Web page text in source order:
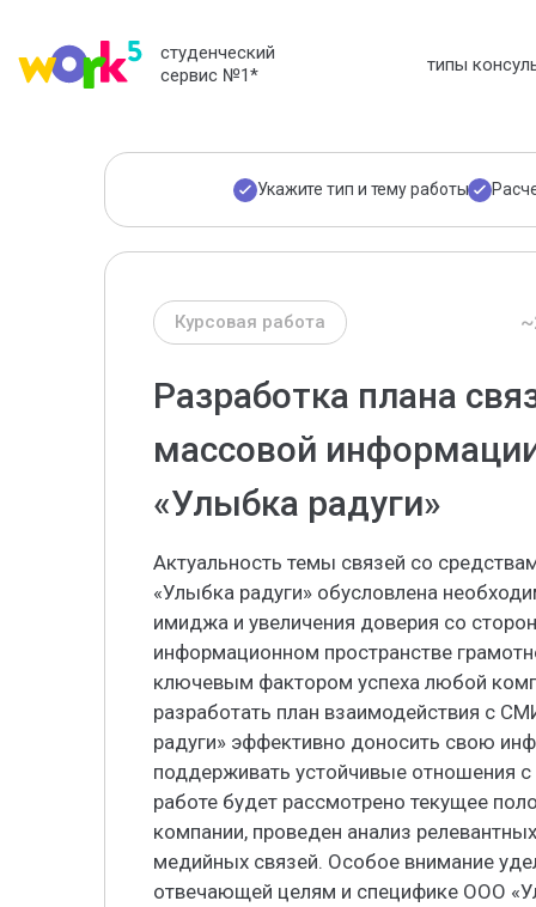
студенческий
сервис №1* типы
Укажите тип и тему работы
Курсовая работа
Разработка плана
массовой
«Улыбка радуги»
Актуальность темы связей со
«Улыбка радуги» обусловлена
имиджа и увеличения доверия со
информационном пространстве
ключевым фактором успеха любой
разработать план взаимодействия с
радуги» эффективно доносить свою
поддерживать устойчивые отношения
работе будет рассмотрено текущее
компании, проведен анализ
медийных связей. Особое внимание
отвечающей целям и специфике ООО